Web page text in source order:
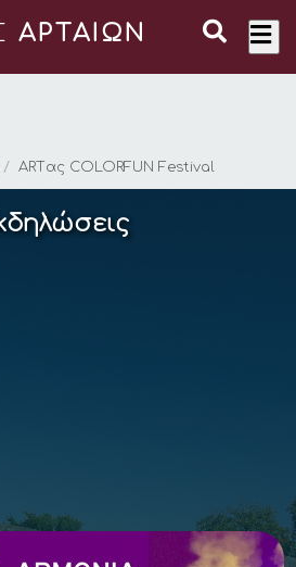
ΑΡΤΑΙΩΝ
ΑRTας COLORFUN Festival